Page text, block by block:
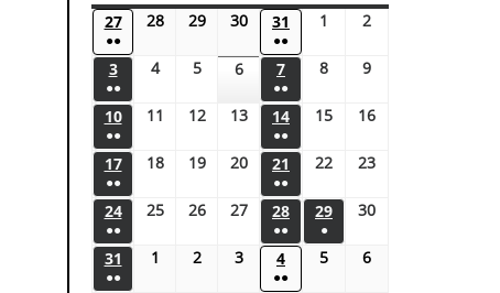
27
●●
28 29 30 31
●●
1 2
3
●●
4 5 6 7
●●
8 9
10
●●
11 12 13 14
●●
15 16
17
●●
18 19 20 21
●●
22 23
24
●●
25 26 27 28
●●
29
●
30
31
●●
1 2 3 4
●●
5 6